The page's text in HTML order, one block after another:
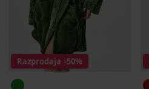
Razprodaja -50%